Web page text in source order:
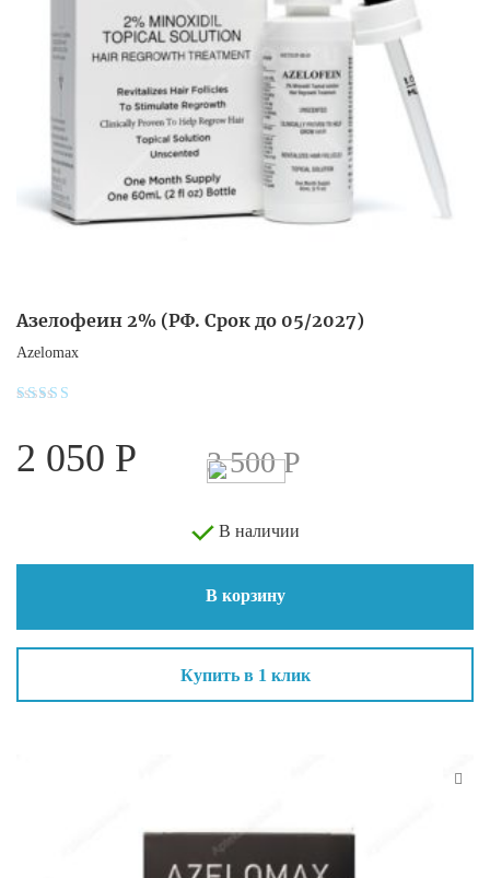
Азелофеин 2% (РФ. Срок до 05/2027)
Azelomax
из 5
2 050 Р 3 500Р
В наличии
В корзину
Купить в 1 клик